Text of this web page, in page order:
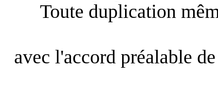
Toute duplication
avec l'accord préalable